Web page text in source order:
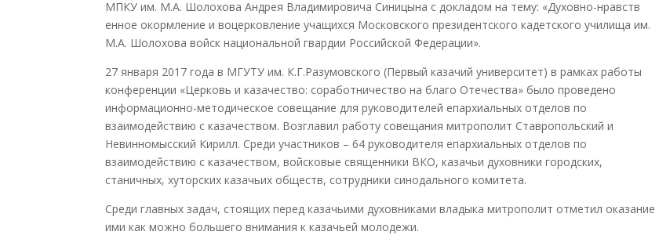
МПКУ им. М.А. Шолохова Андрея Владимировича Синицына с докладом на тему: «Духовно-нравств
енное окормление и воцерковление учащихся Московского президентского кадетского училища им.
М.А. Шолохова войск национальной гвардии Российской Федерации».
27 января 2017 года в МГУТУ им. К.Г.Разумовского (Первый казачий университет) в рамках работы
конференции «Церковь и казачество: соработничество на благо Отечества» было проведено
информационно-методическое совещание для руководителей епархиальных отделов по
взаимодействию с казачеством. Возглавил работу совещания митрополит Ставропольский и
Невинномысский Кирилл. Среди участников – 64 руководителя епархиальных отделов по
взаимодействию с казачеством, войсковые священники ВКО, казачьи духовники городских,
станичных, хуторских казачьих обществ, сотрудники синодального комитета.
Среди главных задач, стоящих перед казачьими духовниками владыка митрополит отметил оказание
ими как можно большего внимания к казачьей молодежи.